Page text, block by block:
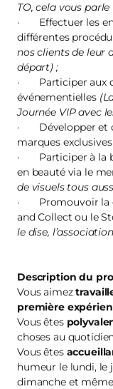
TO, cela vous parle
· Effectuer les
différentes
nos clients de leur
départ) ;
· Participer aux
événementielles
Journée VIP avec
· Développer et
marques exclusives
· Participer à la
en beauté via le
de visuels tous
· Promouvoir la
and Collect ou le
le dise,
Description du
Vous aimez
première
Vous êtes
choses au
Vous êtes
humeur le lundi, le
dimanche et